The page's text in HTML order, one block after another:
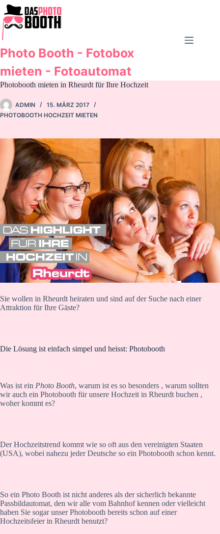
Zum
Inhalt
springen
Photo Booth - Fotobox
mieten - Fotoautomat
Photobooth mieten in Rheurdt für Ihre Hochzeit
ADMIN
15. MÄRZ 2017
PHOTOBOOTH HOCHZEIT MIETEN
Sie wollen in Rheurdt heiraten und sind auf der Suche nach einer
Attraktion für Ihre Gäste?
Die Lösung ist einfach simpel und heisst: Photobooth
Was ist ein Photo Booth, warum ist es so besonders , warum sollten
wir auch ein Photobooth für unsere Hochzeit in Rheurdt buchen ,
woher kommt es?
Der Hochzeitstrend kommt wie so oft aus den vereinigten Staaten
(USA), wobei nahezu jeder Deutsche so ein Photobooth schon kennt.
So ein Photo Booth ist nicht anderes als der sicherlich bekannte
Passbildautomat, den wir alle vom Bahnhof kennen oder vielleicht
haben Sie sogar unser Photobooth bereits schon auf einer
Hochzeitsfeier in Rheurdt benutzt?